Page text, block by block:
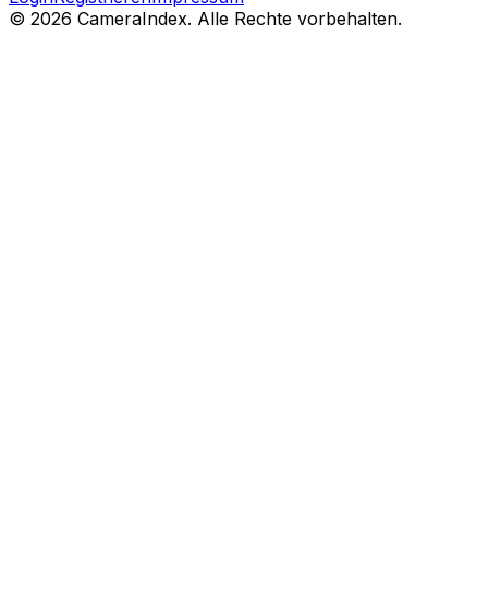
© 2026 CameraIndex. Alle Rechte vorbehalten.